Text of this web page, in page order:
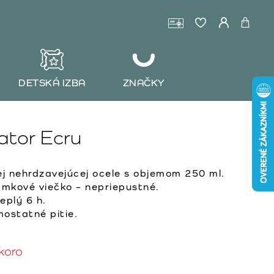
DETSKÁ IZBA ZNAČKY
Ecru
nehrdzavejúcej ocele s objemom 250 ml.
viečko – nepriepustné.
6 h.
pitie.